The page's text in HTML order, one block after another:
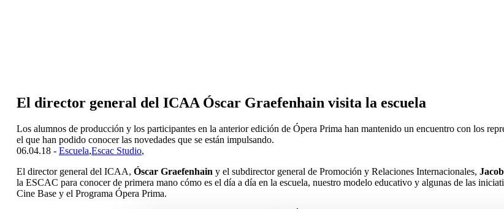
El director general del ICAA Óscar Graefenhain visita la escuela
Los alumnos de producción y los participantes en la anterior edición de Ópera Prima han mantenido un encuentro con los
el que han podido conocer las novedades que se están impulsando.
06.04.18 - Escuela,Escac Studio,
El director general del ICAA, Óscar Graefenhain y el subdirector general de Promoción y Relaciones Internacionales,
la ESCAC para conocer de primera mano cómo es el día a día en la escuela, nuestro modelo educativo y algunas de las
Cine Base y el Programa Ópera Prima.